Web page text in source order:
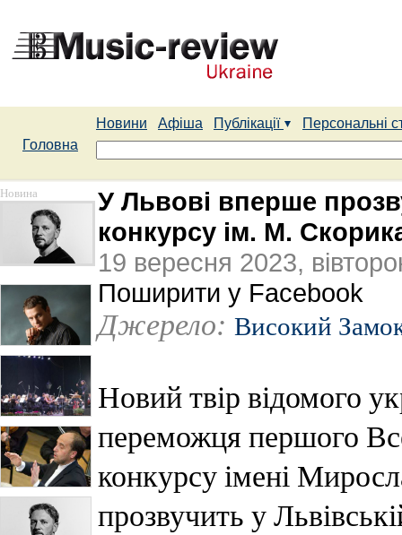
Новини Афіша Публікації
Персональні
Головна
Новина
У Львові вперше
конкурсу ім. М.
19 вересня 2023,
Поширити у Facebook
Джерело: Високий
Новий твір відомого
переможця першого
конкурсу імені
прозвучить у